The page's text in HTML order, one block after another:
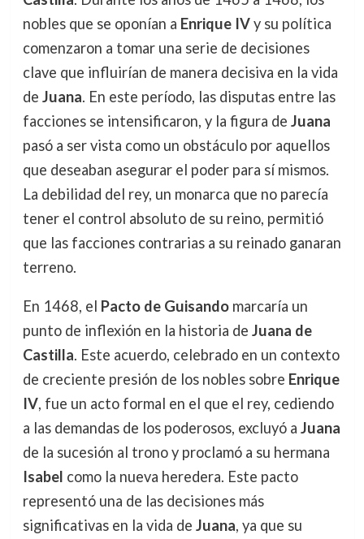
nobles que se oponían a Enrique IVy su política
comenzaron a tomar una serie de decisiones
clave que influirían de manera decisiva en la vida
de Juana. En este período, las disputas entre las
facciones se intensificaron, y la figura de Juana
pasó a ser vista como un obstáculo por aquellos
que deseaban asegurar el poder para sí mismos.
La debilidad del rey, un monarca que no parecía
tener el control absoluto de su reino, permitió
que las facciones contrarias a su reinado ganaran
terreno.
En 1468, el Pacto de Guisandomarcaría un
punto de inflexión en la historia de Juana de
Castilla. Este acuerdo, celebrado en un contexto
de creciente presión de los nobles sobre Enrique
IV, fue un acto formal en el que el rey, cediendo
a las demandas de los poderosos, excluyó a Juana
de la sucesión al trono y proclamó a su hermana
Isabel como la nueva heredera. Este pacto
representó una de las decisiones más
significativas en la vida de Juana, ya que su